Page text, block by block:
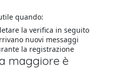
quando:
la verifica in seguito
nuovi messaggi
la registrazione
maggiore è